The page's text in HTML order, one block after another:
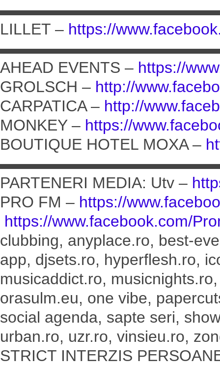
LILLET – https://
AHEAD EVENTS – https://
GROLSCH – http://
CARPATICA – http://
MONKEY – https://
BOUTIQUE HOTEL MOXA –
PARTENERI MEDIA: Utv –
PRO FM – https://
https://www.facebook.com/
clubbing, anyplace.ro, best-
app, djsets.ro, hyperflesh.ro,
musicaddict.ro,
orasulm.eu, one vibe,
social agenda, sapte seri,
urban.ro, uzr.ro, vinsieu.ro,
STRICT INTERZIS